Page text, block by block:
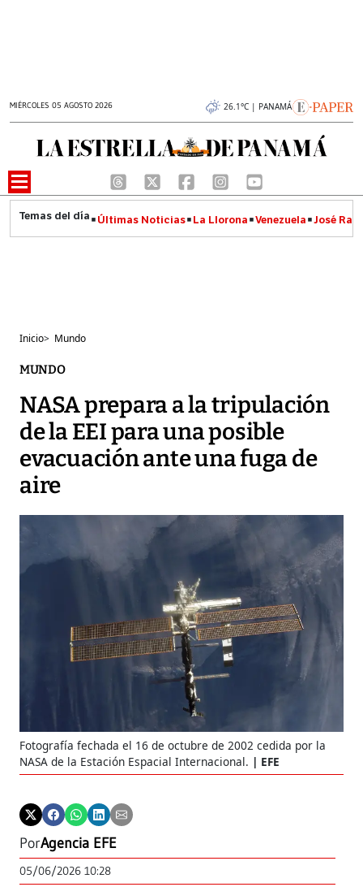
MIÉRCOLES 05 AGOSTO 2026 26.1°C | PANAMÁ
Últimas Noticias La Llorona Venezuela José
Inicio> Mundo
MUNDO
NASA prepara a la tripulación
de la EEI para una posible
evacuación ante una fuga de
aire
Fotografía fechada el 16 de octubre de 2002 cedida por la
NASA de la Estación Espacial Internacional.
EFE
PorAgencia EFE
05/06/2026 10:28